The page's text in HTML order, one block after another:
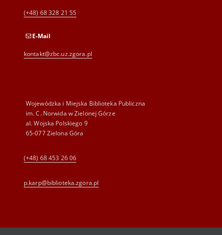
(+48) 68 328 21 55
E-Mail
kontakt@zbc.uz.zgora.pl
Wojewódzka i Miejska Biblioteka Publiczna
im. C. Norwida w Zielonej Górze
al. Wojska Polskiego 9
65-077 Zielona Góra
(+48) 68 453 26 06
p.karp@biblioteka.zgora.pl